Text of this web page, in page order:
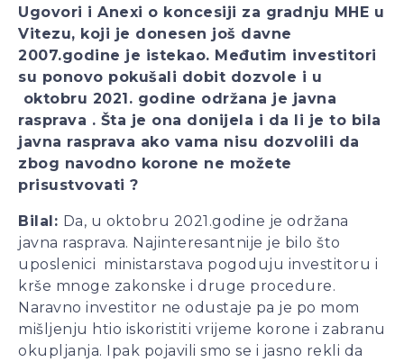
Ugovori i Anexi o koncesiji za gradnju MHE u
Vitezu, koji je donesen još davne
2007.godine je istekao. Međutim investitori
su ponovo pokušali dobit dozvole i u
oktobru 2021. godine održana je javna
rasprava . Šta je ona donijela i da li je to bila
javna rasprava ako vama nisu dozvolili da
zbog navodno korone ne možete
prisustvovati ?
Bilal: Da, u oktobru 2021.godine je održana
javna rasprava. Najinteresantnije je bilo što
uposlenici ministarstava pogoduju investitoru i
krše mnoge zakonske i druge procedure.
Naravno investitor ne odustaje pa je po mom
mišljenju htio iskoristiti vrijeme korone i zabranu
okupljanja. Ipak pojavili smo se i jasno rekli da